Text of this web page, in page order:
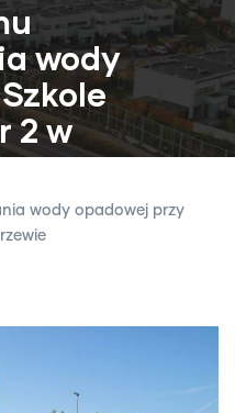
wody
2 w
wody opadowej przy